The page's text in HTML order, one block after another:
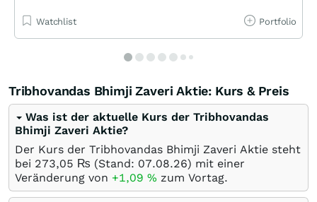
Watchlist Portfolio
Tribhovandas Bhimji Zaveri Aktie: Kurs & Preis
Was ist der aktuelle Kurs der Tribhovandas
Bhimji Zaveri Aktie?
Der Kurs der Tribhovandas Bhimji Zaveri Aktie steht
bei 273,05 ₨ (Stand: 07.08.26) mit einer
Veränderung von +1,09 % zum Vortag.